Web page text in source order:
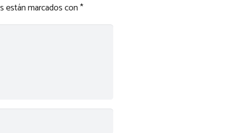
están marcados con*